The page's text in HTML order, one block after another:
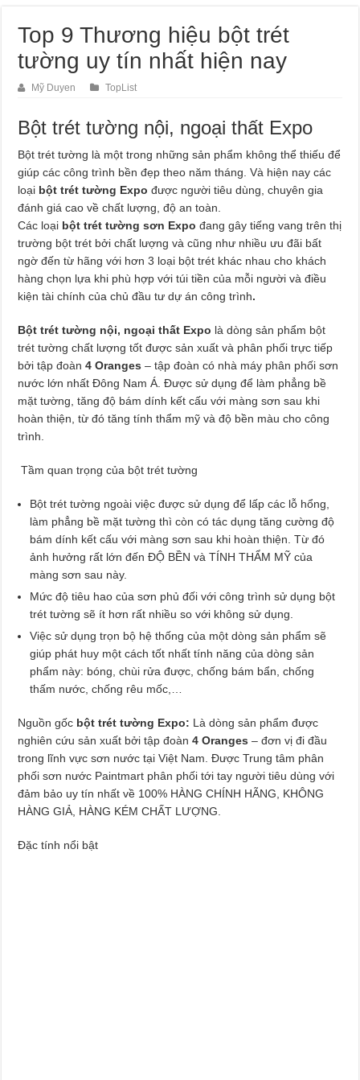
Top 9 Thương hiệu bột trét
tường uy tín nhất hiện nay
Mỹ Duyen TopList
Bột trét tường nội, ngoại thất Expo
Bột trét tường là một trong những sản phẩm không thể thiếu để
giúp các công trình bền đẹp theo năm tháng. Và hiện nay các
loại bột trét tường Expo được người tiêu dùng, chuyên gia
đánh giá cao về chất lượng, độ an toàn.
Các loại bột trét tường sơn Expo đang gây tiếng vang trên thị
trường bột trét bởi chất lượng và cũng như nhiều ưu đãi bất
ngờ đến từ hãng với hơn 3 loại bột trét khác nhau cho khách
hàng chọn lựa khi phù hợp với túi tiền của mỗi người và điều
kiện tài chính của chủ đầu tư dự án công trình.
Bột trét tường nội, ngoại thất Expo là dòng sản phẩm bột
trét tường chất lượng tốt được sản xuất và phân phối trực tiếp
bởi tập đoàn4 Oranges – tập đoàn có nhà máy phân phối sơn
nước lớn nhất Đông Nam Á. Được sử dụng để làm phẳng bề
mặt tường, tăng độ bám dính kết cấu với màng sơn sau khi
hoàn thiện, từ đó tăng tính thẩm mỹ và độ bền màu cho công
trình.
Tầm quan trọng của bột trét tường
Bột trét tường ngoài việc được sử dụng để lấp các lỗ hổng,
làm phẳng bề mặt tường thì còn có tác dụng tăng cường độ
bám dính kết cấu với màng sơn sau khi hoàn thiện. Từ đó
ảnh hưởng rất lớn đến ĐỘ BỀN và TÍNH THẨM MỸ của
màng sơn sau này.
Mức độ tiêu hao của sơn phủ đối với công trình sử dụng bột
trét tường sẽ ít hơn rất nhiều so với không sử dụng.
Việc sử dụng trọn bộ hệ thống của một dòng sản phẩm sẽ
giúp phát huy một cách tốt nhất tính năng của dòng sản
phẩm này: bóng, chùi rửa được, chống bám bẩn, chống
thấm nước, chống rêu mốc,…
Nguồn gốc bột trét tường Expo: Là dòng sản phẩm được
nghiên cứu sản xuất bởi tập đoàn4 Oranges– đơn vị đi đầu
trong lĩnh vực sơn nước tại Việt Nam. Được Trung tâm phân
phối sơn nước Paintmart phân phối tới tay người tiêu dùng với
đảm bảo uy tín nhất về 100% HÀNG CHÍNH HÃNG, KHÔNG
HÀNG GIẢ, HÀNG KÉM CHẤT LƯỢNG.
Đặc tính nổi bật